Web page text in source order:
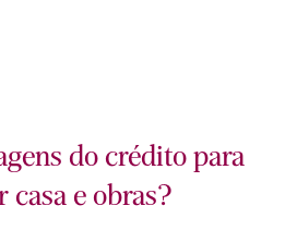
do crédito para
casa e obras?